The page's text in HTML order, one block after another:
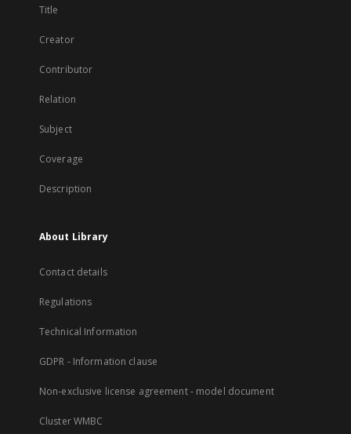
Title
Creator
Contributor
Relation
Subject
Coverage
Description
About Library
Contact details
Regulations
Technical Information
GDPR - Information clause
Non-exclusive license agreement - model document
Cluster WMBC